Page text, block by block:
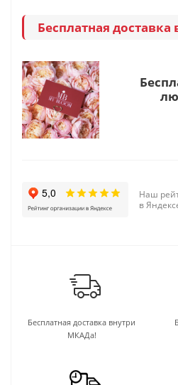
Бесплатная
Наш
в
Бесплатная доставка внутри
МКАДа!